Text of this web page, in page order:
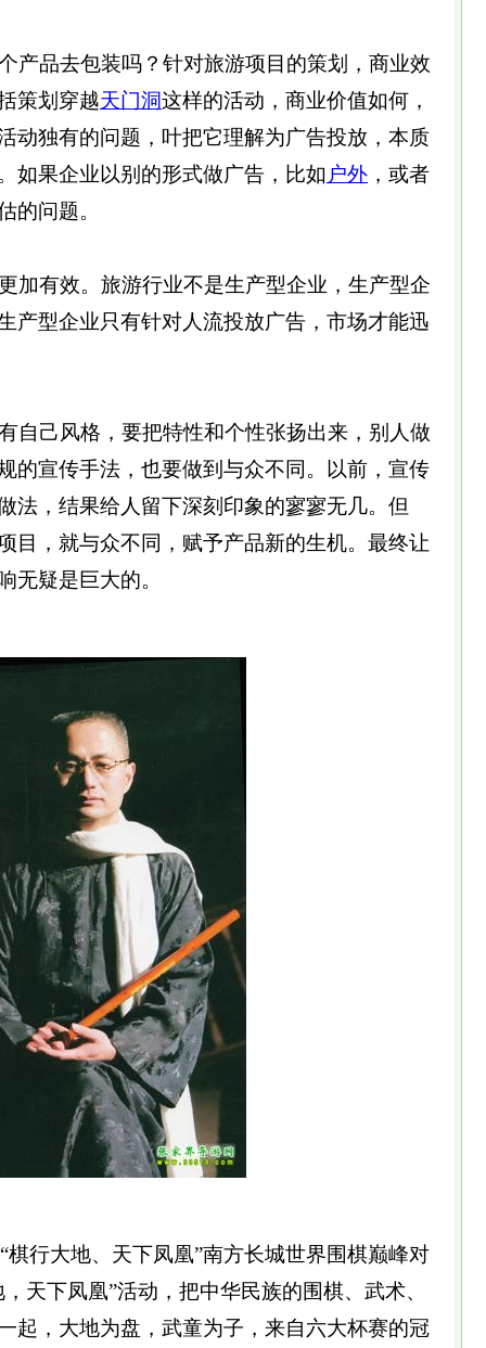
品去包装吗？针对旅游项目的策划，商业效
策划穿越天门洞这样的活动，商业价值如何，
动独有的问题，叶把它理解为广告投放，本质
如果企业以别的形式做广告，比如 户外 ，或者
的问题。
有效。旅游行业不是生产型企业，生产型企
产型企业只有针对人流投放广告，市场才能迅
己风格，要把特性和个性张扬出来，别人做
的宣传手法，也要做到与众不同。以前，宣传
法，结果给人留下深刻印象的寥寥无几。但
目，就与众不同，赋予产品新的生机。最终让
无疑是巨大的。
行大地、天下凤凰”南方长城世界围棋巅峰对
天下凤凰”活动，把中华民族的围棋、武术、
起，大地为盘，武童为子，来自六大杯赛的冠